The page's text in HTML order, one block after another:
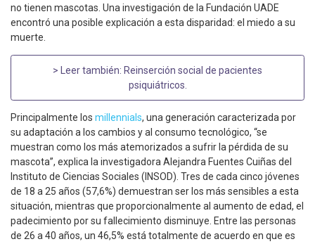
no tienen mascotas. Una investigación de la Fundación UADE
encontró una posible explicación a esta disparidad: el miedo a su
muerte.
> Leer también: Reinserción social de pacientes
psiquiátricos
Principalmente los millennials, una generación caracterizada por
su adaptación a los cambios y al consumo tecnológico, “se
muestran como los más atemorizados a sufrir la pérdida de su
mascota”, explica la investigadora Alejandra Fuentes Cuiñas del
Instituto de Ciencias Sociales (INSOD). Tres de cada cinco jóvenes
de 18 a 25 años (57,6%) demuestran ser los más sensibles a esta
situación, mientras que proporcionalmente al aumento de edad, el
padecimiento por su fallecimiento disminuye. Entre las personas
de 26 a 40 años, un 46,5% está totalmente de acuerdo en que es